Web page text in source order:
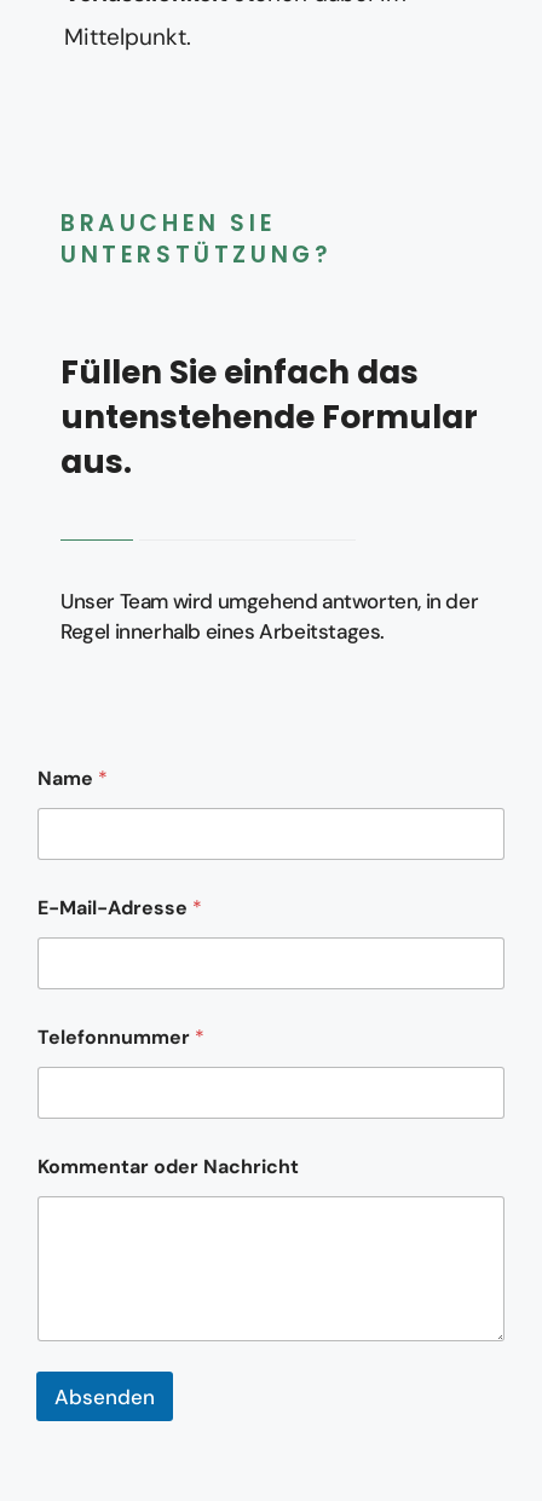
Mittelpunkt.
BRAUCHEN SIE
UNTERSTÜTZUNG?
Füllen Sie einfach das
untenstehende Formular
aus.
Unser Team wird umgehend antworten, in der
Regel innerhalb eines Arbeitstages.
Name *
E-Mail-Adresse *
a
m
E
M
a
i
e
Telefonnummer *
Kommentar oder Nachricht
Absenden